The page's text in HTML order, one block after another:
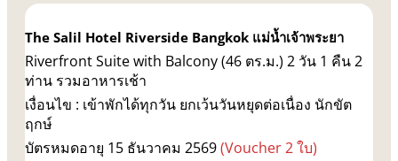
The Salil Hotel Riverside Bangkok แม่น้ำเจ้าพระยา
Riverfront Suite with Balcony (46 ตร.ม.) 2 วัน 1 คืน 2
ท่าน รวมอาหารเช้า
เงื่อนไข : เข้าพักได้ทุกวัน ยกเว้นวันหยุดต่อเนื่อง นักขัต
ฤกษ์
บัตรหมดอายุ 15 ธันวาคม 2569(Voucher 2 ใบ)